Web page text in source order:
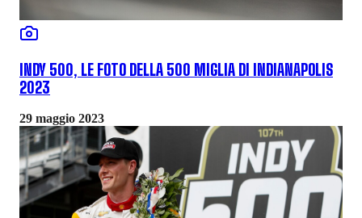
INDY 500, LE FOTO DELLA 500 MIGLIA DI INDIANAPOLIS
2023
29 maggio 2023